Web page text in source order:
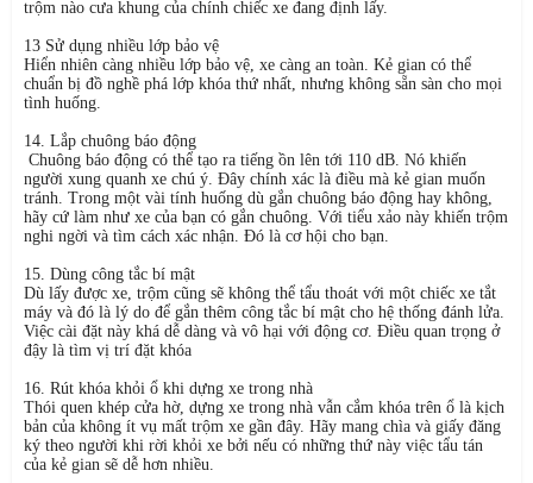
trộm nào cưa khung của chính chiếc xe đang định lấy.
13 Sử dụng nhiều lớp bảo vệ
Hiển nhiên càng nhiều lớp bảo vệ, xe càng an toàn. Kẻ gian có thể
chuẩn bị đồ nghề phá lớp khóa thứ nhất, nhưng không sẵn sàn cho mọi
tình huống.
14. Lắp chuông báo động
Chuông báo động có thể tạo ra tiếng ồn lên tới 110 dB. Nó khiến
người xung quanh xe chú ý. Đây chính xác là điều mà kẻ gian muốn
tránh. Trong một vài tính huống dù gắn chuông báo động hay không,
hãy cứ làm như xe của bạn có gắn chuông. Với tiểu xảo này khiến trộm
nghi ngời và tìm cách xác nhận. Đó là cơ hội cho bạn.
15. Dùng công tắc bí mật
Dù lấy được xe, trộm cũng sẽ không thể tẩu thoát với một chiếc xe tắt
máy và đó là lý do để gắn thêm công tắc bí mật cho hệ thống đánh lửa.
Việc cài đặt này khá dễ dàng và vô hại với động cơ. Điều quan trọng ở
đậy là tìm vị trí đặt khóa
16. Rút khóa khỏi ổ khi dựng xe trong nhà
Thói quen khép cửa hờ, dựng xe trong nhà vẫn cắm khóa trên ổ là kịch
bản của không ít vụ mất trộm xe gần đây. Hãy mang chìa và giấy đăng
ký theo người khi rời khỏi xe bởi nếu có những thứ này việc tẩu tán
của kẻ gian sẽ dễ hơn nhiều.